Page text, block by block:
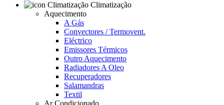
Climatização
Aquecimento
A Gás
Convectores / Termovent.
Eléctrico
Emissores Térmicos
Outro Aquecimento
Radiadores A Oleo
Recuperadores
Salamandras
Textil
Ar Condicionado